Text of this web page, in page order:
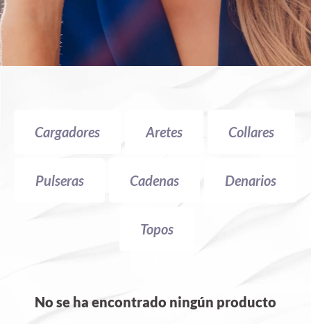
Cargadores Aretes Collares
Pulseras Cadenas Denarios
Topos
No se ha encontrado ningún producto